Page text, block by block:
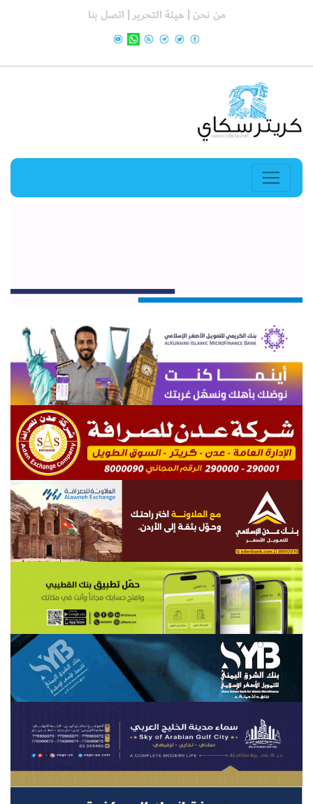
من نحن | هيئة التحرير | اتصل بنا